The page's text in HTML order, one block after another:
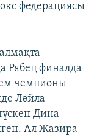
федерациясы
Рябец финалда
чемпионы
Ләйла
Дина
Ал Жазира